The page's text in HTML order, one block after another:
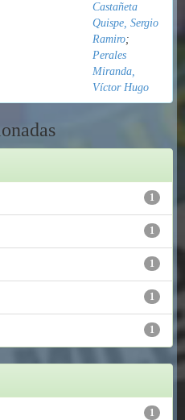
Castañeta
Quispe, Sergio
Ramiro;
Perales
Miranda,
Víctor Hugo
1
1
1
1
1
1